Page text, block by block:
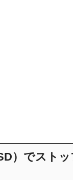
）でスト